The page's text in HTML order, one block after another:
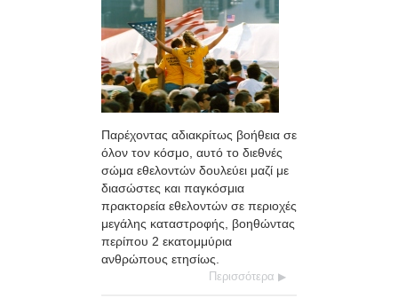
Παρέχοντας αδιακρίτως βοήθεια σε
όλον τον κόσμο, αυτό το διεθνές
σώμα εθελοντών δουλεύει μαζί με
διασώστες και παγκόσμια
πρακτορεία εθελοντών σε περιοχές
μεγάλης καταστροφής, βοηθώντας
περίπου 2 εκατομμύρια
ανθρώπους ετησίως.
Περισσότερα